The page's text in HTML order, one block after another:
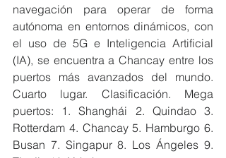
navegación para operar de forma
autónoma en entornos dinámicos, con
el uso de 5G e Inteligencia Artificial
(IA), se encuentra a Chancay entre los
puertos más avanzados del mundo.
Cuarto lugar. Clasificación. Mega
puertos: 1. Shanghái 2. Quindao 3.
Rotterdam 4. Chancay 5. Hamburgo 6.
Busan 7. Singapur 8. Los Ángeles 9.